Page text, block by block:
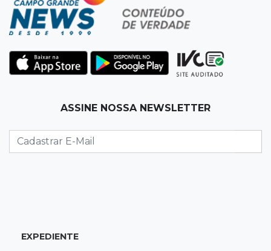
dos pets em frente de casa
Ex-PM deixa prisão para tratamento médico 5
meses após ser capturado
Feminicídio
esposa em frente aos filhos
19:05Pregão
ASSINE NOSSA NEWSLETTER
EXPEDIENTE